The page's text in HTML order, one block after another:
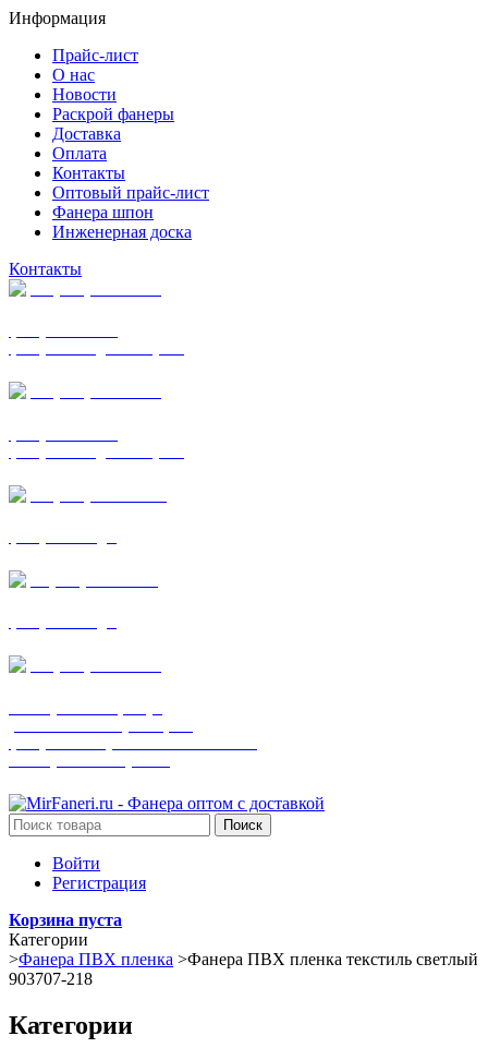
Информация
Прайс-лист
О нас
Новости
Раскрой фанеры
Доставка
Оплата
Контакты
Оптовый прайс-лист
Фанера шпон
Инженерная доска
Контакты
Поиск
Войти
Регистрация
Корзина пуста
Категории
>Фанера ПВХ пленка >Фанера ПВХ пленка текстиль светлый
903707-218
Категории